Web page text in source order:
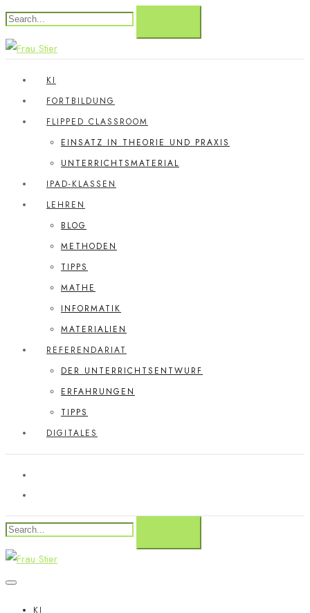
KI
FORTBILDUNG
FLIPPED CLASSROOM
EINSATZ IN THEORIE UND PRAXIS
UNTERRICHTSMATERIAL
IPAD-KLASSEN
LEHREN
BLOG
METHODEN
TIPPS
MATHE
INFORMATIK
MATERIALIEN
REFERENDARIAT
DER UNTERRICHTSENTWURF
ERFAHRUNGEN
TIPPS
DIGITALES
KI